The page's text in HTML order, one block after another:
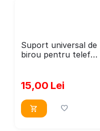
Suport universal de
birou pentru telefon
dimensiune 22x16
cm
15,00 Lei